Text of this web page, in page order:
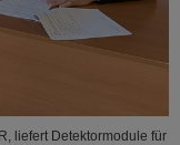
liefert Detektormodule für